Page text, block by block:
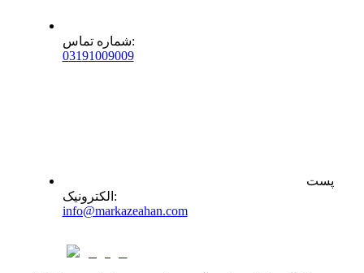
شماره تماس:
03191009009
پست
الکترونیک :
info@markazeahan.com